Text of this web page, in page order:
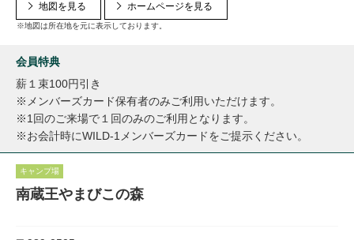
地図を見る
※地図は所在地を元に表示しております。
ホームページを見る
会員特典
薪１束100円引き
※メンバーズカード保有者のみご利用いただけます。
※1回のご来場で１回のみのご利用となります。
※お会計時にWILD-1メンバーズカードをご提示ください。
キャンプ場
南蔵王やまびこの森